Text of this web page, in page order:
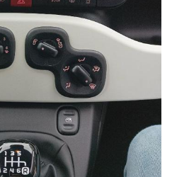
modulo
e ti
appena
l'auto